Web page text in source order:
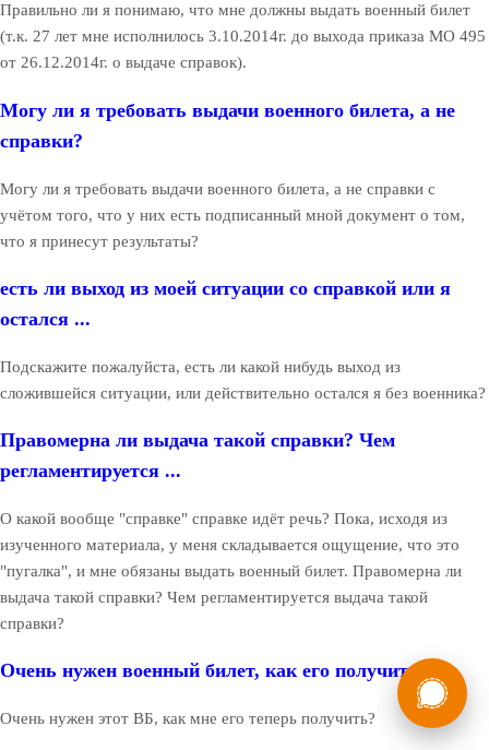
Правильно ли я понимаю, что мне должны выдать военный билет
(т.к. 27 лет мне исполнилось 3.10.2014г. до выхода приказа МО 495
от 26.12.2014г. о выдаче справок).
Могу ли я требовать выдачи военного билета, а не
справки?
Могу ли я требовать выдачи военного билета, а не справки с
учётом того, что у них есть подписанный мной документ о том,
что я принесут результаты?
есть ли выход из моей ситуации со справкой или я
остался ...
Подскажите пожалуйста, есть ли какой нибудь выход из
сложившейся ситуации, или действительно остался я без военника?
Правомерна ли выдача такой справки? Чем
регламентируется ...
О какой вообще "справке" справке идёт речь? Пока, исходя из
изученного материала, у меня складывается ощущение, что это
"пугалка", и мне обязаны выдать военный билет. Правомерна ли
выдача такой справки? Чем регламентируется выдача такой
справки?
Очень нужен военный билет, как его получить?
Очень нужен этот ВБ, как мне его теперь получить?
Мы в России
консультация
8 (800) 775-35-89